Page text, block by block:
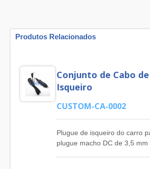
Produtos Relacionados
Conjunto de Cabo de
Isqueiro
CUSTOM-CA-0002
Plugue de isqueiro do carro
plugue macho DC de 3,5 mm